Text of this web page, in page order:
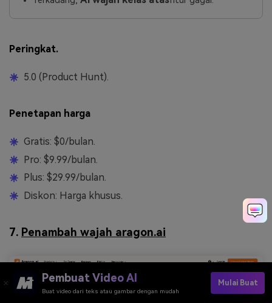
Peringkat.
5.0 (Product Hunt).
Penetapan harga
Gratis: $0/bulan.
Pro: $9.99/bulan.
Plus: $29.99/bulan.
Diskon: Harga khusus.
7. Penambah wajah aragon.ai
Pembuat Video AI
Buat video dari teks atau gambar dengan mudah
Mulai Buat